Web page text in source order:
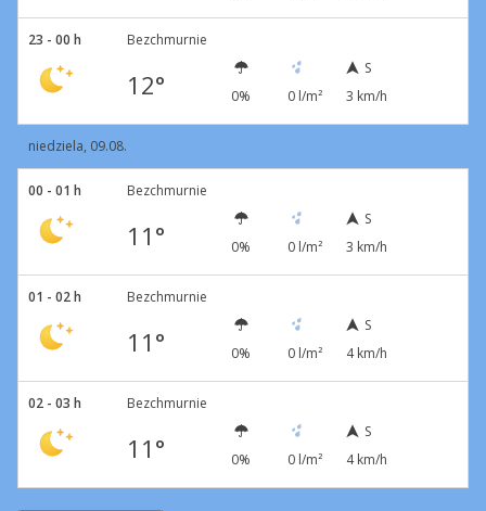
23 - 00 h Bezchmurnie
12° 0% 0 l/m²
S
3 km/h
niedziela, 09.08.
00 - 01 h Bezchmurnie
11° 0% 0 l/m²
S
3 km/h
01 - 02 h Bezchmurnie
11° 0% 0 l/m²
S
4 km/h
02 - 03 h Bezchmurnie
11° 0% 0 l/m²
S
4 km/h